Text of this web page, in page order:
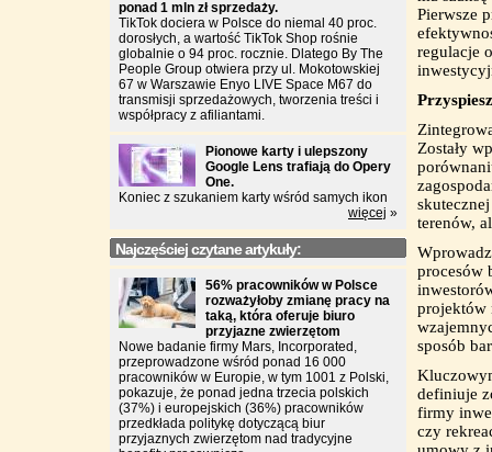
Pierwsze
regulacje
Zostały
terenów,
procesów
projektów
sposób
definiuje
firmy
czy
ponad 1 mln zł sprzedaży.
TikTok dociera w Polsce do niemal 40 proc.
dorosłych, a wartość TikTok Shop rośnie
globalnie o 94 proc. rocznie. Dlatego By The
People Group otwiera przy ul. Mokotowskiej
67 w Warszawie Enyo LIVE Space M67 do
transmisji sprzedażowych, tworzenia treści i
współpracy z afiliantami.
Pionowe karty i ulepszony
Google Lens trafiają do Opery
One.
Koniec z szukaniem karty wśród samych ikon
więcej »
Najczęściej czytane artykuły:
56% pracowników w Polsce
rozważyłoby zmianę pracy na
taką, która oferuje biuro
przyjazne zwierzętom
Nowe badanie firmy Mars, Incorporated,
przeprowadzone wśród ponad 16 000
pracowników w Europie, w tym 1001 z Polski,
pokazuje, że ponad jedna trzecia polskich
(37%) i europejskich (36%) pracowników
przedkłada politykę dotyczącą biur
przyjaznych zwierzętom nad tradycyjne